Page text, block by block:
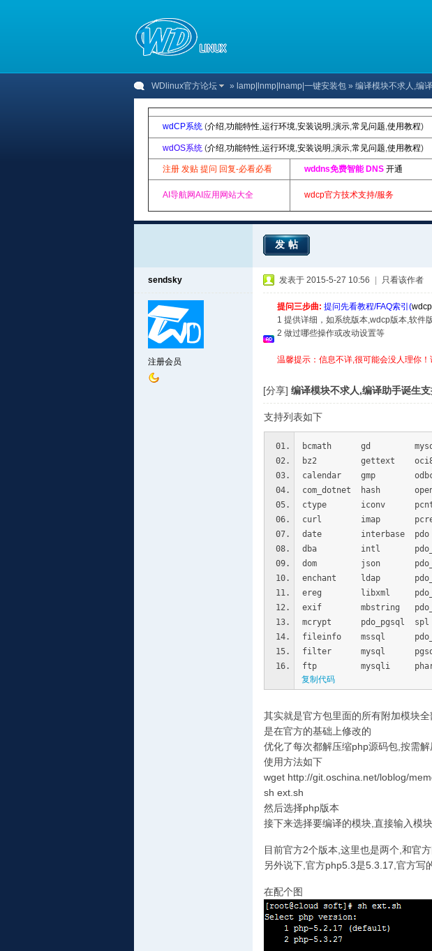
WDlinux官方论坛 » lamp|lnmp|lnamp|一键安装包 » 编译模块不求人,编
wdCP系统 (介绍,功能特性,运行环境,安装说明 ,演示,常见问题,使用教程)
wdOS系统 (介绍,功能特性,运行环境,安装说明 ,演示,常见问题,使用教程)
注册 发贴 提问 回复-必看必看 wddns免费智能 DNS 开通
AI导航网AI应用网站大全 wdcp官方技术支持/服务
发帖
sendsky
注册会员
发表于 2015-5-27 10:56 只看该作者
提问三步曲: 提问先看教程/FAQ索引(wdcp
1 提供详细，如系统版本,wdcp版本,软件
2 做过哪些操作或改动设置等
温馨提示：信息不详,很可能会没人理你
[分享] 编译模块不求人,编译助手诞
支持列表如下
bcmath gd
bz2 gettext
calendar gmp
com_dotnet hash
ctype iconv
curl imap pcre
date interbase
dba intl
dom json
enchant ldap
ereg libxml
exif mbstring
mcrypt
fileinfo mssql
filter mysql
ftp mysqli
复制代码
其实就是官方包里面的所有附加模块
是在官方的基础上修改的
优化了每次都解压缩php源码包,按需解
使用方法如下
wget http://git.oschina.net/loblog/
sh ext.sh
然后选择php版本
接下来选择要编译的模块,直接输入模
目前官方2个版本,这里也是两个,和官
另外说下,官方php5.3是5.3.17,官方写
在配个图